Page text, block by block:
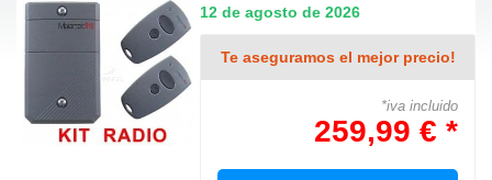
12 de agosto de 2026
Te aseguramos el mejor precio!
*iva incluido
259,99 € *